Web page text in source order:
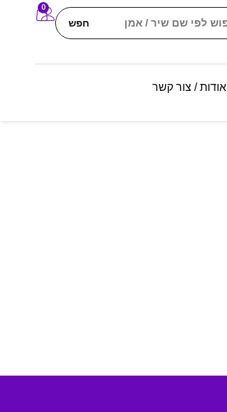
חפש
0
אודות / צור קשר